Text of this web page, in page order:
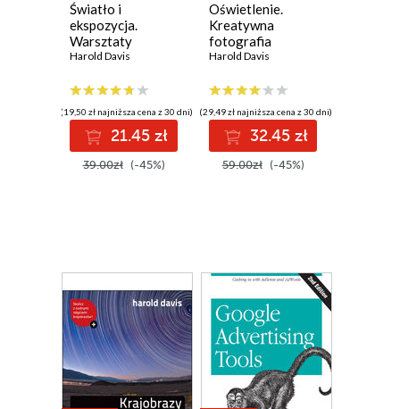
Światło i
ekspozycja.
Warsztaty
artystyczne dla
Harold Davis
(19,50 zł najniższa cena z 30 dni)
21.45 zł
39.00zł (-45%)
Oświetlenie.
Kreatywna
fotografia
Harold Davis
(29,49 zł najniższa cena z 30 dni)
32.45 zł
59.00zł (-45%)